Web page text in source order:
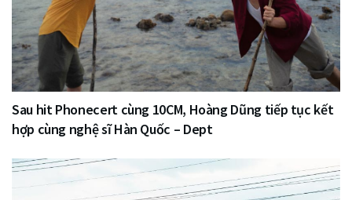
Sau hit Phonecert cùng 10CM, Hoàng Dũng tiếp tục kết
hợp cùng nghệ sĩ Hàn Quốc – Dept